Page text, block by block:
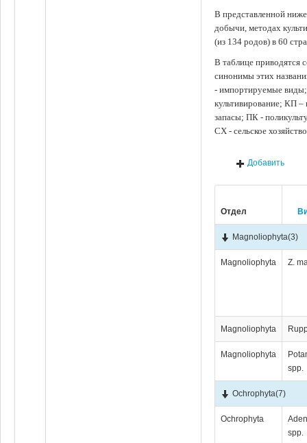
В представленной
добычи, методах
(из 134 родов) в 60
В таблице приводятся
синонимы этих
- импортируемые
культивирование; КП
запасы; ПК -
СХ - сельское
Добавить
Отдел
Magnoliophyta(3)
Magnoliophyta Z.
Magnoliophyta
Magnoliophyta
spp.
Ochrophyta(7)
Ochrophyta
spp.